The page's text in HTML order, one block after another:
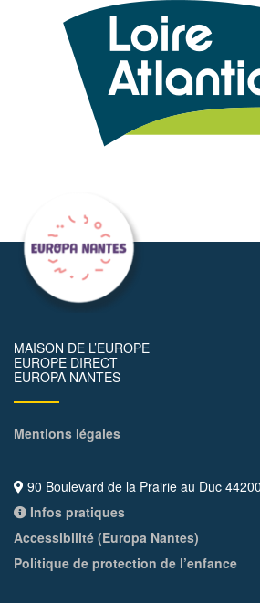
MAISON DE L’EUROPE
EUROPE DIRECT
EUROPA NANTES
Mentions légales
90 Boulevard de la Prairie au Duc
Infos pratiques
Accessibilité (Europa Nantes)
Politique de protection de l’enfance